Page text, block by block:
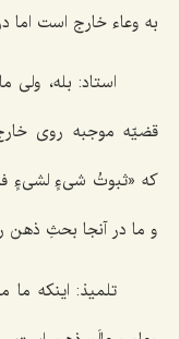
به وعاء خارج است اما
استاد: بله، ولی
قضیّه موجبه روی
که «ثبوتُ شیءٍ لشیءٍ
و ما در آنجا بحثِ ذهن
تلمیذ: اینکه ما